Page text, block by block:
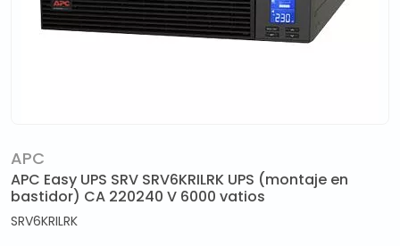
APC
APC Easy UPS SRV SRV6KRILRK UPS (montaje en
bastidor) CA 220240 V 6000 vatios
SRV6KRILRK